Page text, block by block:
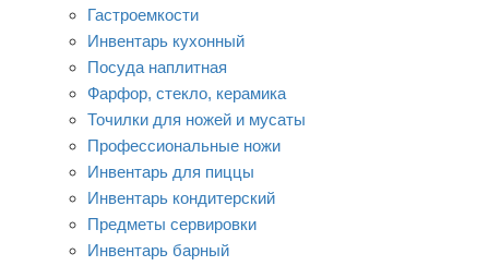
Гастроемкости
Инвентарь кухонный
Посуда наплитная
Фарфор, стекло, керамика
Точилки для ножей и мусаты
Профессиональные ножи
Инвентарь для пиццы
Инвентарь кондитерский
Предметы сервировки
Инвентарь барный